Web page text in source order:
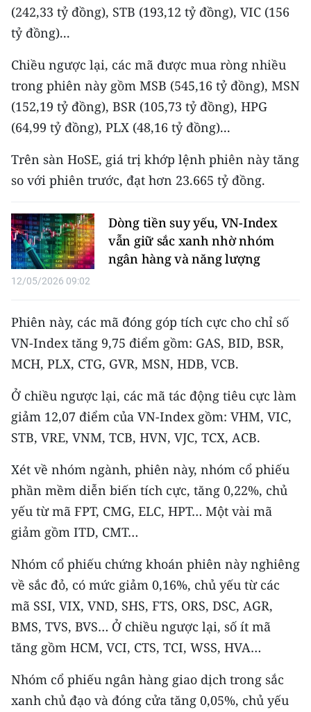
MEDIA CENTER
E-Magazine
Video
Media Chính trị
Media Kinh tế
Media Văn hóa
Media Pháp luật
Media Du lịch
Media Thế giới
Media Thể thao
Media Giáo dục
Media Khoa học - Công nghệ
Media Môi trường
Ảnh
Infographic
TIN ĐỊA PHƯƠNG
Trung du và miền núi phía Bắc
Đồng bằng sông Hồng
Bắc Trung Bộ
Duyên hải Nam Trung Bộ và Tây
(242,33 tỷ đồng), STB (193,12 tỷ đồng), VIC (156
tỷ đồng)...
Chiều ngược lại, các mã được mua ròng nhiều
trong phiên này gồm MSB (545,16 tỷ đồng), MSN
(152,19 tỷ đồng), BSR (105,73 tỷ đồng), HPG
(64,99 tỷ đồng), PLX (48,16 tỷ đồng)...
Trên sàn HoSE, giá trị khớp lệnh phiên này tăng
so với phiên trước, đạt hơn 23.665 tỷ đồng.
Dòng tiền suy yếu, VN-Index
vẫn giữ sắc xanh nhờ nhóm
ngân hàng và năng lượng
12/05/2026 09:02
Phiên này, các mã đóng góp tích cực cho chỉ số
VN-Index tăng 9,75 điểm gồm: GAS, BID, BSR,
MCH, PLX, CTG, GVR, MSN, HDB, VCB.
Ở chiều ngược lại, các mã tác động tiêu cực làm
giảm 12,07 điểm của VN-Index gồm: VHM, VIC,
STB, VRE, VNM, TCB, HVN, VJC, TCX, ACB.
Xét về nhóm ngành, phiên này, nhóm cổ phiếu
phần mềm diễn biến tích cực, tăng 0,22%, chủ
yếu từ mã FPT, CMG, ELC, HPT… Một vài mã
giảm gồm ITD, CMT…
Nhóm cổ phiếu chứng khoán phiên này nghiêng
về sắc đỏ, có mức giảm 0,16%, chủ yếu từ các
mã SSI, VIX, VND, SHS, FTS, ORS, DSC, AGR,
BMS, TVS, BVS… Ở chiều ngược lại, số ít mã
tăng gồm HCM, VCI, CTS, TCI, WSS, HVA…
Nhóm cổ phiếu ngân hàng giao dịch trong sắc
xanh chủ đạo và đóng cửa tăng 0,05%, chủ yếu